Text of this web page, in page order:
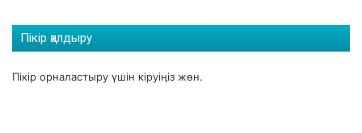
м
о
Пікір қалдыру
Пікір орналастыру үшін кіруіңіз жөн.